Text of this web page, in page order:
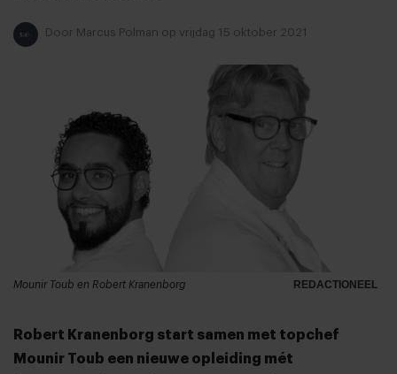
Door Marcus Polman op vrijdag 15 oktober 2021
REDACTIONEEL
Mounir Toub en Robert Kranenborg
Robert Kranenborg start samen met topchef
Mounir Toub een nieuwe opleiding mét